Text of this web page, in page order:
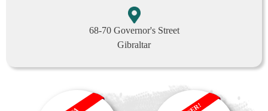
68-70 Governor's Street
Gibraltar